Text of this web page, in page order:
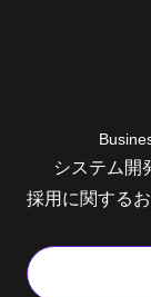
システム開
採用に関する